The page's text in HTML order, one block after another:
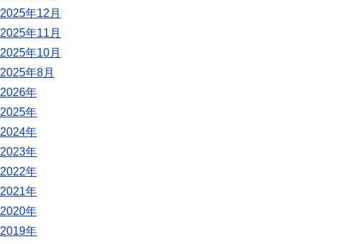
2025年12月
2025年11月
2025年10月
2025年8月
2026年
2025年
2024年
2023年
2022年
2021年
2020年
2019年